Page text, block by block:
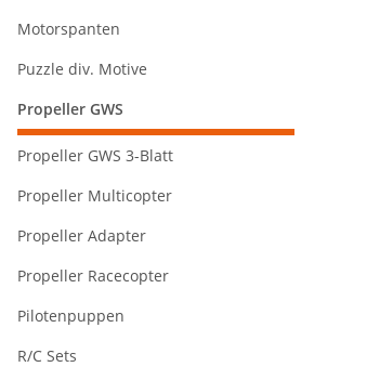
Motorspanten
Puzzle div. Motive
Propeller GWS
Propeller GWS 3-Blatt
Propeller Multicopter
Propeller Adapter
Propeller Racecopter
Pilotenpuppen
R/C Sets